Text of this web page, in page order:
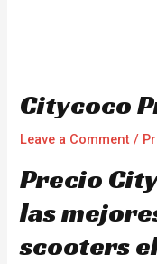
Citycoco
Leave a Comment /
Precio
las
scooters